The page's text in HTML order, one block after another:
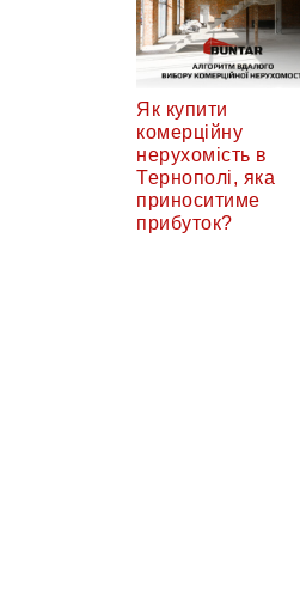
Як купити
комерційну
нерухомість в
Тернополі, яка
приноситиме
прибуток?